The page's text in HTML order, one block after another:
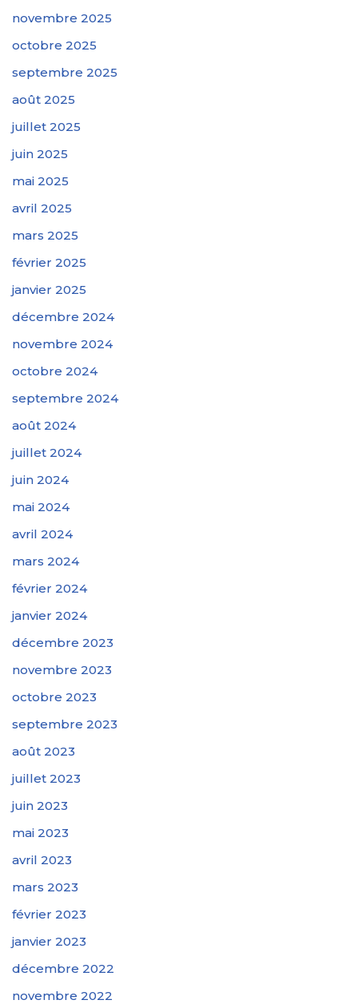
novembre 2025
octobre 2025
septembre 2025
août 2025
juillet 2025
juin 2025
mai 2025
avril 2025
mars 2025
février 2025
janvier 2025
décembre 2024
novembre 2024
octobre 2024
septembre 2024
août 2024
juillet 2024
juin 2024
mai 2024
avril 2024
mars 2024
février 2024
janvier 2024
décembre 2023
novembre 2023
octobre 2023
septembre 2023
août 2023
juillet 2023
juin 2023
mai 2023
avril 2023
mars 2023
février 2023
janvier 2023
décembre 2022
novembre 2022